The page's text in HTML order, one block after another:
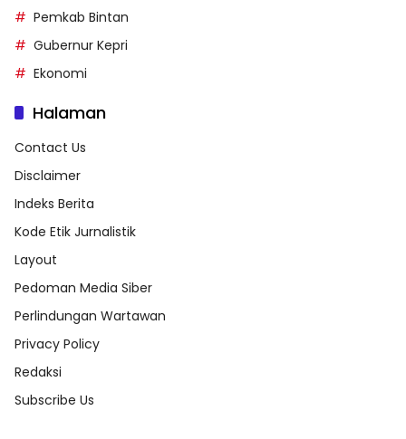
Pemkab Bintan
Gubernur Kepri
Ekonomi
Halaman
Contact Us
Disclaimer
Indeks Berita
Kode Etik Jurnalistik
Layout
Pedoman Media Siber
Perlindungan Wartawan
Privacy Policy
Redaksi
Subscribe Us